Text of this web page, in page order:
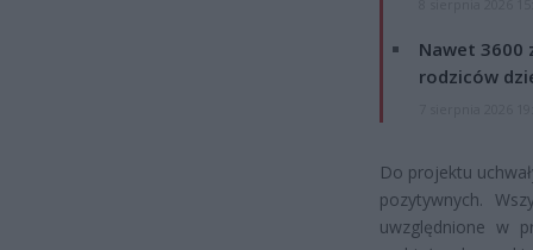
Nawet 3600
rodziców
Do projektu
pozytywnych.
uwzględnione w